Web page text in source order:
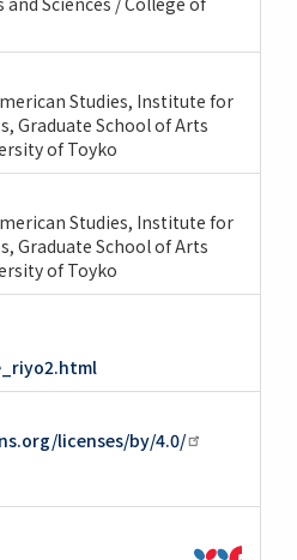
Studies, Institute for
Graduate School of Arts
of Toyko
Studies, Institute for
Graduate School of Arts
of Toyko
licenses/by/4.0/